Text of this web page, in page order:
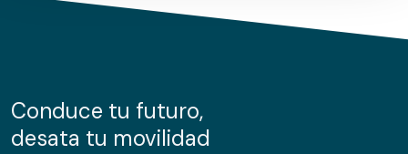
de cookies.
información sobre el uso que haga del sitio web con
nuestros partners de redes sociales, publicidad y análisis
Conduce tu futuro,
desata tu movilidad